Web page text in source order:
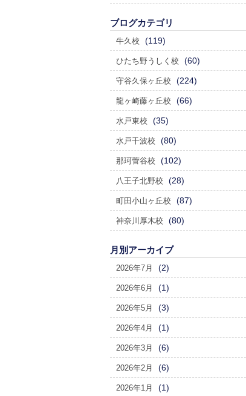
ブログカテゴリ
牛久校 (119)
ひたち野うしく校 (60)
守谷久保ヶ丘校 (224)
龍ヶ崎藤ヶ丘校 (66)
水戸東校 (35)
水戸千波校 (80)
那珂菅谷校 (102)
八王子北野校 (28)
町田小山ヶ丘校 (87)
神奈川厚木校 (80)
月別アーカイブ
2026年7月 (2)
2026年6月 (1)
2026年5月 (3)
2026年4月 (1)
2026年3月 (6)
2026年2月 (6)
2026年1月 (1)